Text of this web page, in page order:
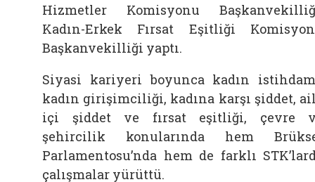
Hizmetler Komisyonu
Kadın-Erkek Fırsat Eşitliği
Başkanvekilliği yaptı.
Siyasi kariyeri boyunca kadın
kadın girişimciliği, kadına karşı şiddet,
içi şiddet ve fırsat eşitliği, çevre
şehircilik konularında hem
Parlamentosu’nda hem de farklı
çalışmalar yürüttü.